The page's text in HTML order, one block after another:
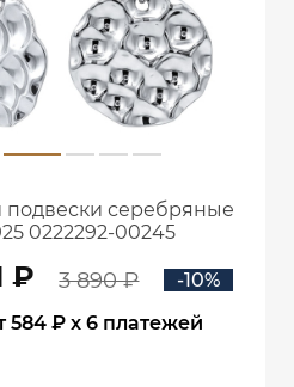
подвески серебряные
0222292-00245
₽ 3 890 ₽
-10%
584 ₽ x 6 платежей